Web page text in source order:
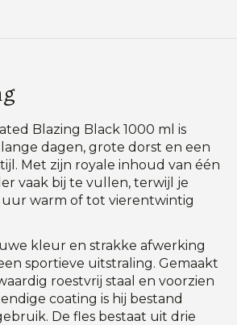
Blazing Black 1000 ml is
dagen, grote dorst en een
Met zijn royale inhoud van één
vaak bij te vullen, terwijl je
warm of tot vierentwintig
kleur en strakke afwerking
sportieve uitstraling. Gemaakt
roestvrij staal en voorzien
coating is hij bestand
De fles bestaat uit drie